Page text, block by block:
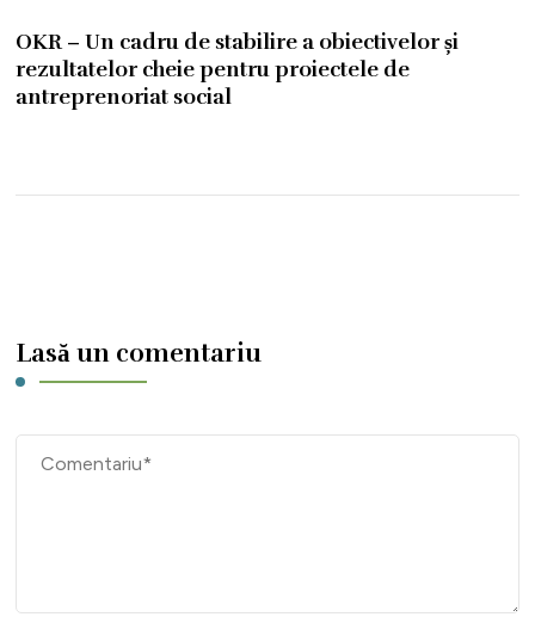
OKR – Un cadru de stabilire a obiectivelor și
rezultatelor cheie pentru proiectele de
antreprenoriat social
Lasă un comentariu